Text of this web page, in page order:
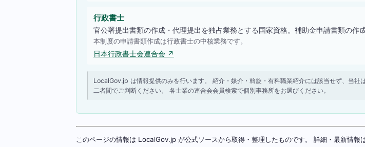
行政書士
官公署提出書類の作成・代理提出を独占業務とする国家資格。補助金申請書類の作
本制度の申請書類作成は行政書士の中核業務です。
日本行政書士会連合会 ↗
LocalGov.jp は情報提供のみを行います。 紹介・媒介・斡旋・有料職業紹介には該当せず、当
二者間でご判断ください。 各士業の連合会会員検索で個別事務所をお選びください。
このページの情報は LocalGov.jp が公式ソースから取得・整理したものです。 詳細・最新情